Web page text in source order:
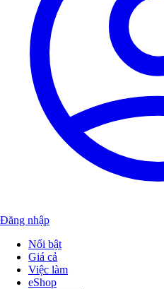
Đăng nhập
Nổi bật
Giá cả
Việc làm
eShop